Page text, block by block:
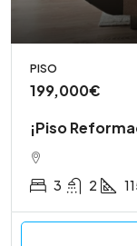
PISO
199,000€
¡Piso
3 2